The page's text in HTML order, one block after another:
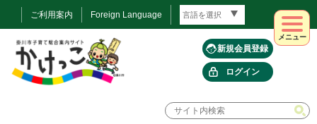
ご利用案内 Foreign Language
新規会員登録
ログイン
メニュー